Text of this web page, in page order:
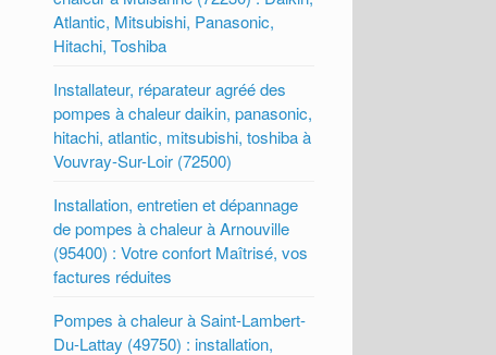
Atlantic, Mitsubishi, Panasonic,
Hitachi, Toshiba
Installateur, réparateur agréé des
pompes à chaleur daikin, panasonic,
hitachi, atlantic, mitsubishi, toshiba à
Vouvray-Sur-Loir (72500)
Installation, entretien et dépannage
de pompes à chaleur à Arnouville
(95400) : Votre confort Maîtrisé, vos
factures réduites
Pompes à chaleur à Saint-Lambert-
Du-Lattay (49750) : installation,